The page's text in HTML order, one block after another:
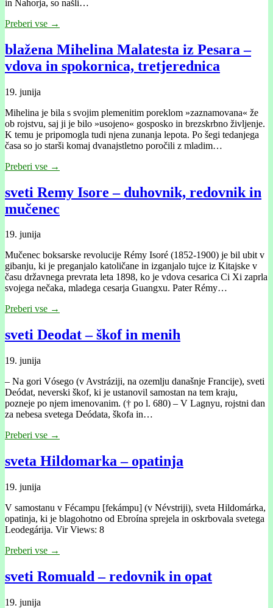
in Nahorja, so našli…
Preberi vse →
blažena Mihelina Malatesta iz Pesara –
vdova in spokornica, tretjerednica
19. junija
Mihelina je bila s svojim plemenitim poreklom »zaznamovana« že
ob rojstvu, saj ji je bilo »usojeno« gosposko in brezskrbno življenje.
K temu je pripomogla tudi njena zunanja lepota. Po šegi tedanjega
časa so jo starši komaj dvanajstletno poročili z mladim…
Preberi vse →
sveti Remy Isore – duhovnik, redovnik in
mučenec
19. junija
Mučenec boksarske revolucije Rémy Isoré (1852-1900) je bil ubit v
gibanju, ki je preganjalo katoličane in izganjalo tujce iz Kitajske v
času državnega prevrata leta 1898, ko je vdova cesarica Ci Xi zaprla
svojega nečaka, mladega cesarja Guangxu. Pater Rémy…
Preberi vse →
sveti Deodat – škof in menih
19. junija
– Na gori Vósego (v Avstráziji, na ozemlju današnje Francije), sveti
Deódat, neverski škof, ki je ustanovil samostan na tem kraju,
pozneje po njem imenovanim. († po l. 680) – V Lagnyu, rojstni dan
za nebesa svetega Deódata, škofa in…
Preberi vse →
sveta Hildomarka – opatinja
19. junija
V samostanu v Fécampu [fekámpu] (v Névstriji), sveta Hildomárka,
opatinja, ki je blagohotno od Ebroína sprejela in oskrbovala svetega
Leodegárija. Vir Views: 8
Preberi vse →
sveti Romuald – redovnik in opat
19. junija